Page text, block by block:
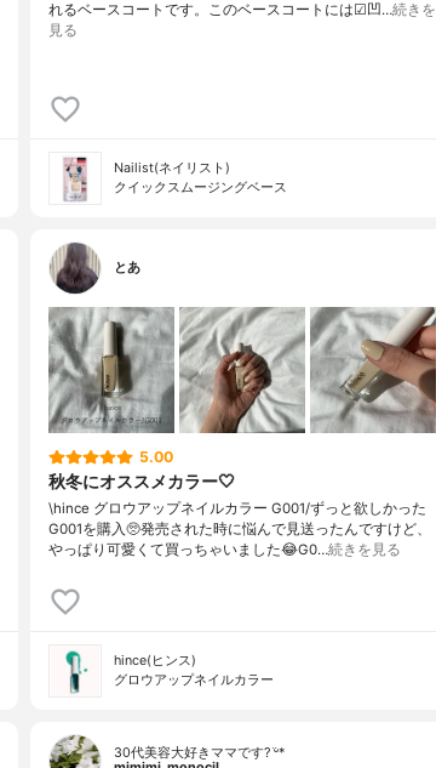
れるベースコートです。このベースコートには☑︎凹…続きを
見る
Nailist(ネイリスト)
クイックスムージングベース
とあ
5.00
秋冬にオススメカラー🤍
\hince グロウアップネイルカラー G001/ずっと欲しかった
G001を購入🥺発売された時に悩んで見送ったんですけど、
やっぱり可愛くて買っちゃいました😂G0…続きを見る
hince(ヒンス)
グロウアップネイルカラー
30代美容大好きママです? ᵕ̈*